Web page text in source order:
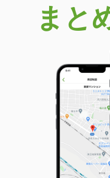
まと